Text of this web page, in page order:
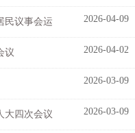
民议事会运 2026-04-09
议 2026-04-02
2026-03-09
大四次会议 2026-03-09